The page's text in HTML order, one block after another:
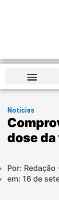
Notícias
dose
Por:
em: 16 de